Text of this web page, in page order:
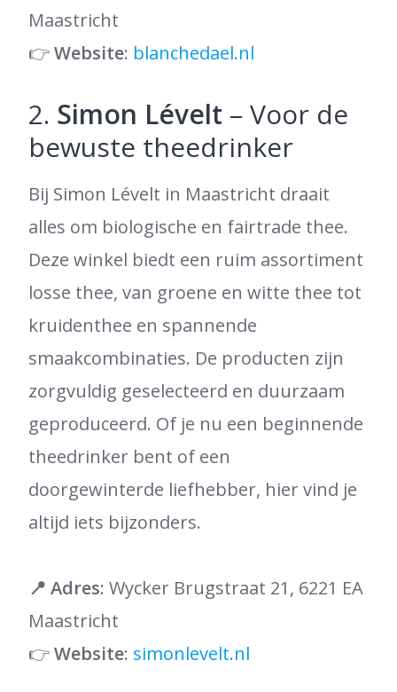
Maastricht
👉Website: blanchedael.nl
2. Simon Lévelt – Voor de
bewuste theedrinker
Bij Simon Lévelt in Maastricht draait
alles om biologische en fairtrade thee.
Deze winkel biedt een ruim assortiment
losse thee, van groene en witte thee tot
kruidenthee en spannende
smaakcombinaties. De producten zijn
zorgvuldig geselecteerd en duurzaam
geproduceerd. Of je nu een beginnende
theedrinker bent of een
doorgewinterde liefhebber, hier vind je
altijd iets bijzonders.
📍 Adres: Wycker Brugstraat 21, 6221 EA
Maastricht
👉Website: simonlevelt.nl